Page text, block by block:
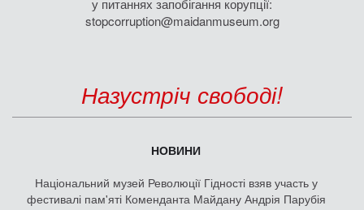
stopcorruption@maidanmuseum.org
Назустріч свободі!
НОВИНИ
Національний музей Революції Гідності взяв участь у
фестивалі пам'яті Коменданта Майдану Андрія Парубія